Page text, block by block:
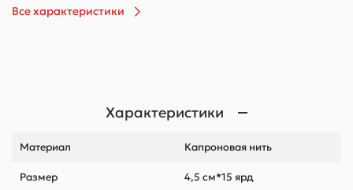
Все характеристики
Характеристики
Материал Капроновая нить
Размер 4,5 см*15 ярд